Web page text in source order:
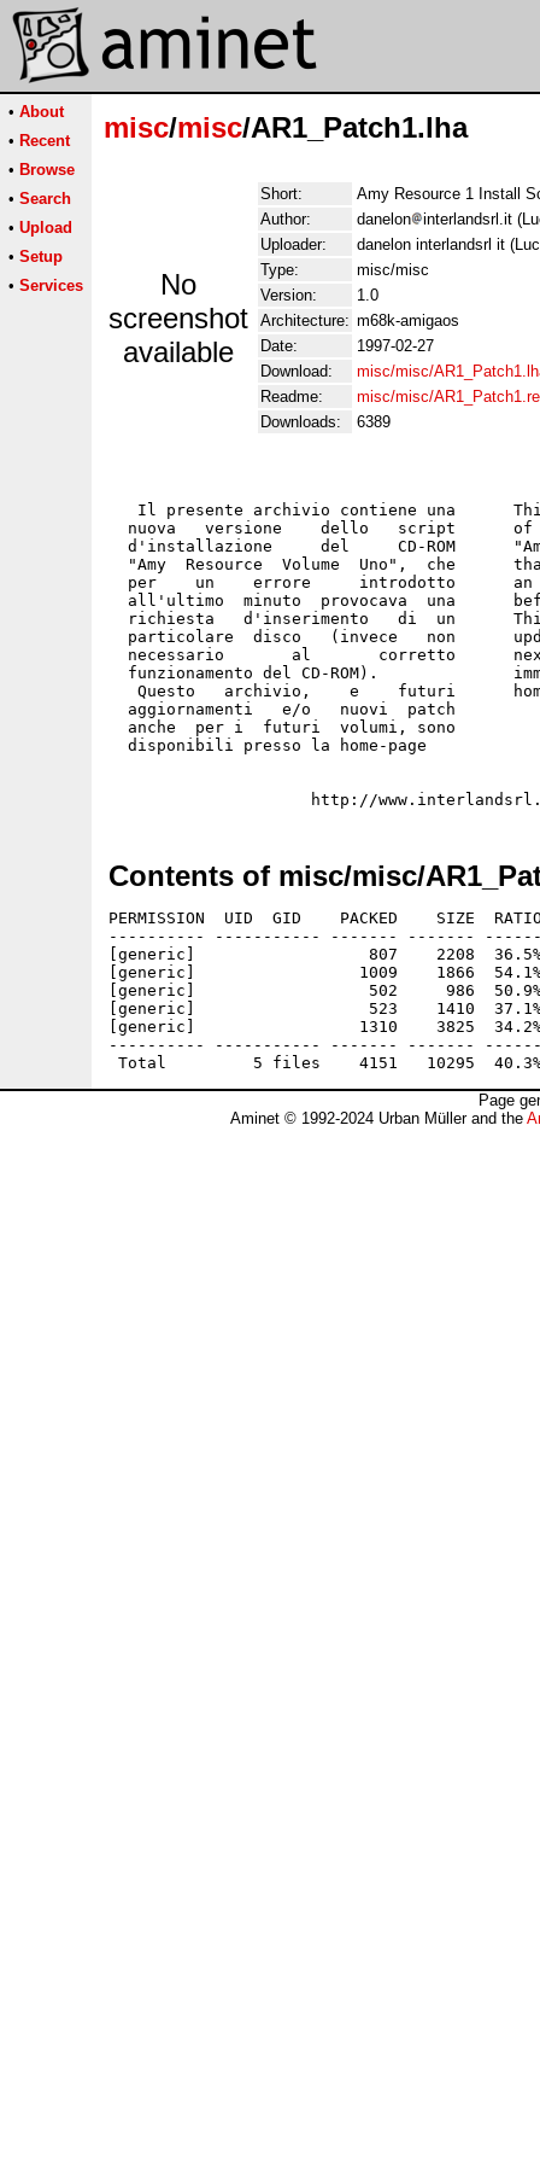
• About
• Recent
• Browse
• Search
• Upload
• Setup
• Services
misc/misc/AR1_Patch1.lha
No
screenshot
available
Short:
Amy Resource 1 Install
Author:
danelon
interlandsrl.it
Uploader:
danelon interlandsrl it
Type:
misc/misc
Version:
1.0
Architecture: m68k-amigaos
Date:
1997-02-27
Download:
misc/misc/
Readme:
misc/misc/
Downloads:
6389
Il presente archivio contiene una
nuova   versione    dello   script
d'installazione     del     CD-ROM
"Amy  Resource  Volume  Uno",  che
per    un    errore     introdotto
all'ultimo  minuto  provocava  una
richiesta   d'inserimento   di  un
particolare  disco   (invece   non
necessario       al       corretto
funzionamento del CD-ROM).
Questo   archivio,    e    futuri
  aggiornamenti   e/o   nuovi  patch
  anche  per i  futuri  volumi, sono
  disponibili presso la home-page
Contents of misc/misc/
PERMISSION  UID  GID    PACKED    SIZE
---------- ----------- ------- -------
[generic]                  807    2208  36.5% -
[generic]                 1009    1866  54.1% -
[generic]                  502     986  50.9% -
[generic]                  523    1410  37.1% -
[generic]                 1310    3825  34.2% -
---------- ----------- ------- -------
Page
Aminet © 1992-2024 Urban Müller and the